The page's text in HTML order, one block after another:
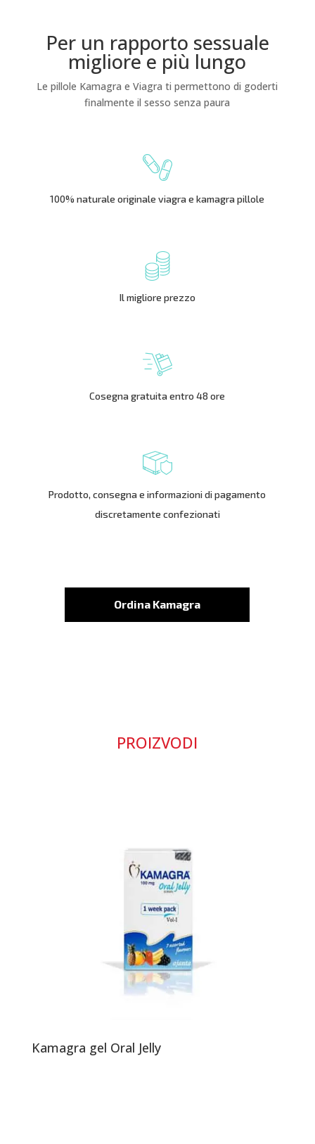
Per un rapporto sessuale
migliore e più lungo
Le pillole Kamagra e Viagra ti permettono di goderti
finalmente il sesso senza paura
100% naturale originale viagra e kamagra pillole
Il migliore prezzo
Cosegna gratuita entro 48 ore
Prodotto, consegna e informazioni di pagamento
discretamente confezionati
Ordina Kamagra
PROIZVODI
Kamagra gel Oral Jelly